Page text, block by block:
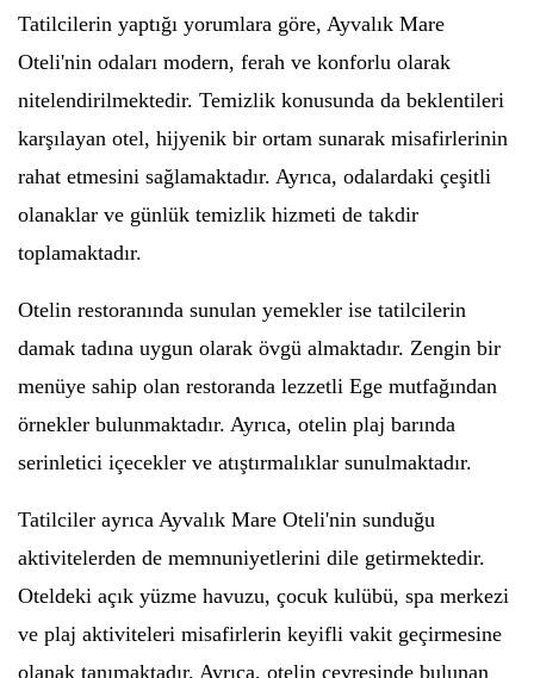
Tatilcilerin yaptığı yorumlara göre, Ayvalık Mare
Oteli'nin odaları modern, ferah ve konforlu olarak
nitelendirilmektedir. Temizlik konusunda da beklentileri
karşılayan otel, hijyenik bir ortam sunarak misafirlerinin
rahat etmesini sağlamaktadır. Ayrıca, odalardaki çeşitli
olanaklar ve günlük temizlik hizmeti de takdir
toplamaktadır.
Otelin restoranında sunulan yemekler ise tatilcilerin
damak tadına uygun olarak övgü almaktadır. Zengin bir
menüye sahip olan restoranda lezzetli Ege mutfağından
örnekler bulunmaktadır. Ayrıca, otelin plaj barında
serinletici içecekler ve atıştırmalıklar sunulmaktadır.
Tatilciler ayrıca Ayvalık Mare Oteli'nin sunduğu
aktivitelerden de memnuniyetlerini dile getirmektedir.
Oteldeki açık yüzme havuzu, çocuk kulübü, spa merkezi
ve plaj aktiviteleri misafirlerin keyifli vakit geçirmesine
olanak tanımaktadır. Ayrıca, otelin çevresinde bulunan